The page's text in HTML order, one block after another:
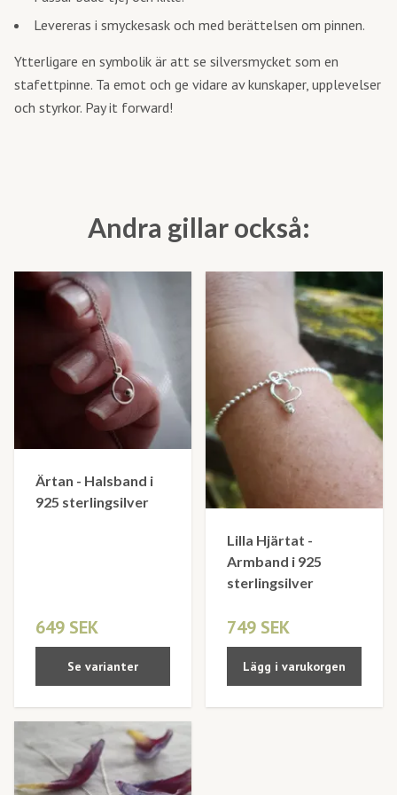
Levereras i smyckesask och med berättelsen om pinnen.
Ytterligare en symbolik är att se silversmycket som en
stafettpinne. Ta emot och ge vidare av kunskaper, upplevelser
och styrkor. Pay it forward!
Andra gillar också:
Ärtan - Halsband i
925 sterlingsilver
649 SEK
Se varianter
Lilla Hjärtat -
Armband i 925
sterlingsilver
749 SEK
Lägg i varukorgen